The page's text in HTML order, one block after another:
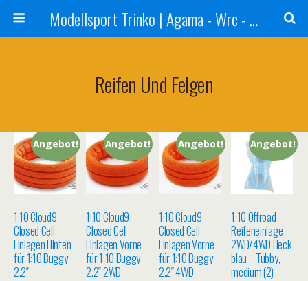
Modellsport Trinko | Agama - Wrc - Reds - Sweep - Xceed - Serpent - Ufra Tyres - Matrix Racing Tyres
Reifen Und Felgen
Angebot!
1:10 Cloud9
Closed Cell
Einlagen Hinten
für 1:10 Buggy
2.2″
Angebot!
1:10 Cloud9
Closed Cell
Einlagen Vorne
für 1:10 Buggy
2.2″ 2WD
Angebot!
1:10 Cloud9
Closed Cell
Einlagen Vorne
für 1:10 Buggy
2.2″ 4WD
Angebot!
1:10 Offroad
Reifeneinlage
2WD/4WD Heck
blau – Tubby,
medium (2)